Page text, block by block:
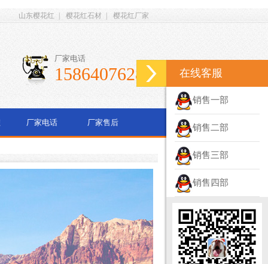
山东樱花红 樱花红石材 樱花红厂家
厂家电话
15864076286
厂家电话 厂家售后
在线客服
销售一部
销售二部
销售三部
销售四部